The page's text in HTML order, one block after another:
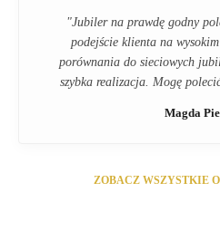
"Jubiler na prawdę godny
podejście klienta na
porównania do sieciowych
szybka realizacja. Mogę
Magda
ZOBACZ WSZYSTKIE